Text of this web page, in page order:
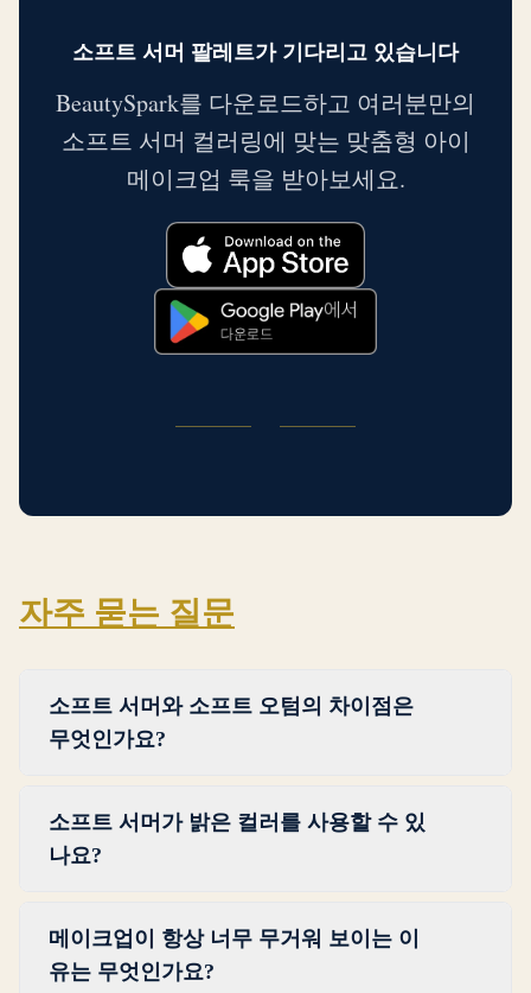
소프트 서머 팔레트가 기다리고 있습니다
BeautySpark를 다운로드하고 여러분만의
소프트 서머 컬러링에 맞는 맞춤형 아이
메이크업 룩을 받아보세요.
자주 묻는 질문
소프트 서머와 소프트 오텀의 차이점은
무엇인가요?
소프트 서머는 뉴트럴-쿨 언더톤으로 쿨하게
기울어집니다(더스티 로즈, 그레이드 라일락,
뉴트럴-웜 언더톤으로 따뜻하게 기울어집니다
(올리브, 머스터드, 웜 토프를 생각해 보세요).
소프트 서머가 밝은 컬러를 사용할 수 있
나요?
도전적인 컬러입니다. 그러나 때때로 하나의
뮤트-브라이트 컬러를 작은 악센트로 활용할
메이크업이 항상 너무 무거워 보이는 이
유는 무엇인가요?